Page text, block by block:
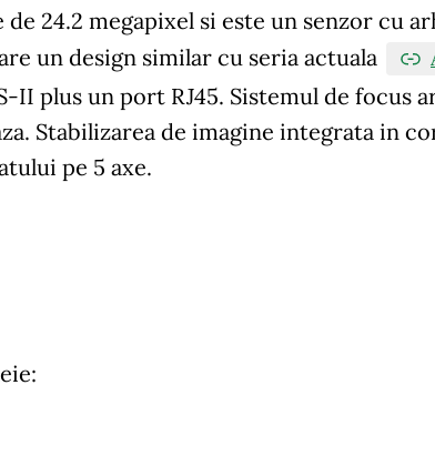
24.2 megapixel si este un senzor cu
un design similar cu seria actuala
II plus un port RJ45. Sistemul de focus
Stabilizarea de imagine integrata in
pe 5 axe.